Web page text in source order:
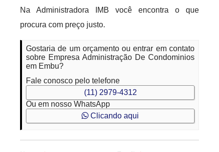
Na Administradora IMB você encontra o que
procura com preço justo.
Gostaria de um orçamento ou entrar em contato
sobre Empresa Administração De Condominios
em Embu?
Fale conosco pelo telefone
(11) 2979-4312
Ou em nosso WhatsApp
Clicando aqui